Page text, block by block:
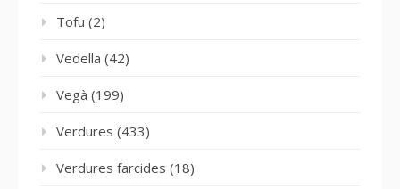
Tofu (2)
Vedella (42)
Vegà (199)
Verdures (433)
Verdures farcides (18)